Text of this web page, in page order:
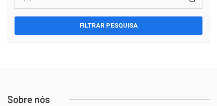
FILTRAR PESQUISA
Sobre nós